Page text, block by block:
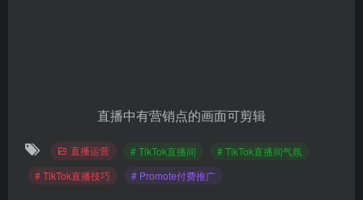
直播中有营销点的画面可剪辑
直播运营 # TikTok直播间
# TikTok直播间气氛
# TikTok直播技巧
# Promote付费推广